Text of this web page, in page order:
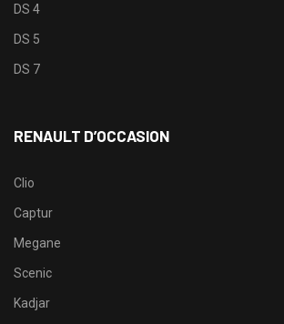
DS 4
DS 5
DS 7
RENAULT D’OCCASION
Clio
Captur
Megane
Scenic
Kadjar